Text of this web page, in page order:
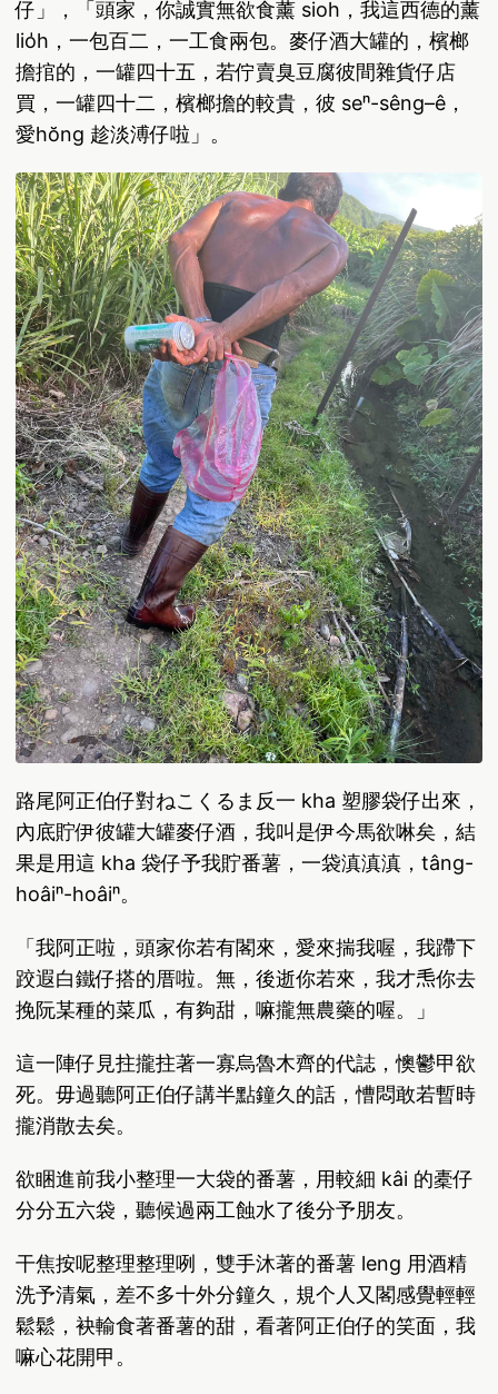
仔」，「頭家，你誠實無欲食薰 sioh，我這西德的薰
lio̍h，一包百二，一工食兩包。麥仔酒大罐的，檳榔
擔捾的，一罐四十五，若佇賣臭豆腐彼間雜貨仔店
買，一罐四十二，檳榔擔的較貴，彼 seⁿ-sêng–ê，
愛hŏng 趁淡溥仔啦」。
路尾阿正伯仔對ねこくるま反一 kha 塑膠袋仔出來，
內底貯伊彼罐大罐麥仔酒，我叫是伊今馬欲啉矣，結
果是用這 kha 袋仔予我貯番薯，一袋滇滇滇，tâng-
hoâiⁿ-hoâiⁿ。
「我阿正啦，頭家你若有閣來，愛來揣我喔，我蹛下
跤遐白鐵仔搭的厝啦。無，後逝你若來，我才𤆬你去
挽阮某種的菜瓜，有夠甜，嘛攏無農藥的喔。」
這一陣仔見拄攏拄著一寡烏魯木齊的代誌，懊鬱甲欲
死。毋過聽阿正伯仔講半點鐘久的話，慒悶敢若暫時
攏消散去矣。
欲睏進前我小整理一大袋的番薯，用較細 kâi 的橐仔
分分五六袋，聽候過兩工蝕水了後分予朋友。
干焦按呢整理整理咧，雙手沐著的番薯 leng 用酒精
洗予清氣，差不多十外分鐘久，規个人又閣感覺輕輕
鬆鬆，袂輸食著番薯的甜，看著阿正伯仔的笑面，我
嘛心花開甲。